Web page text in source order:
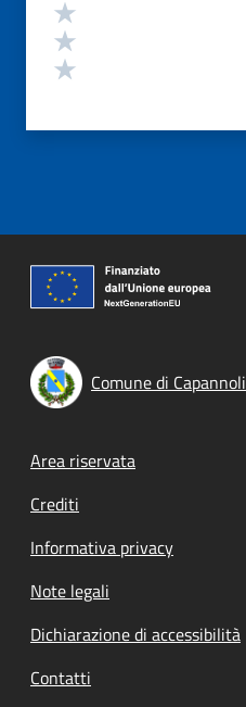
Comune di Capannoli
Footer menu
Area riservata
Crediti
Informativa privacy
Note legali
Dichiarazione di accessibilità
Contatti